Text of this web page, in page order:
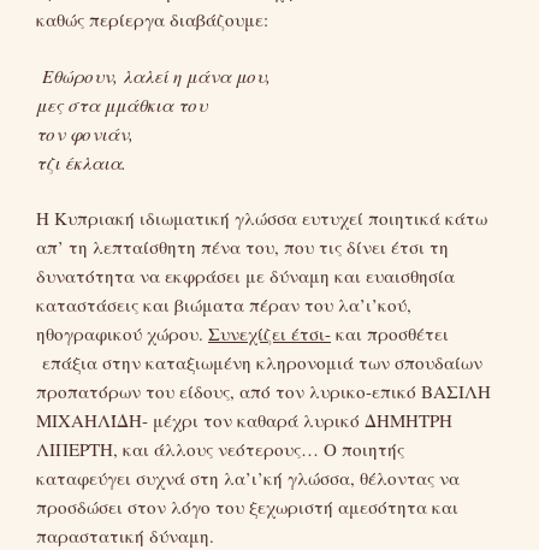
καθώς περίεργα διαβάζουμε:
Εθώρουν, λαλεί η μάνα μου,
μες στα μμάθκια του
τον φονιάν,
τζι έκλαια.
Η Κυπριακή ιδιωματική γλώσσα ευτυχεί ποιητικά κάτω
απ’ τη λεπταίσθητη πένα του, που τις δίνει έτσι τη
δυνατότητα να εκφράσει με δύναμη και ευαισθησία
καταστάσεις και βιώματα πέραν του λα’ι’κού,
ηθογραφικού χώρου. Συνεχίζει έτσι- και προσθέτει
επάξια στην καταξιωμένη κληρονομιά των σπουδαίων
προπατόρων του είδους, από τον λυρικο-επικό ΒΑΣΙΛΗ
ΜΙΧΑΗΛΊΔΗ- μέχρι τον καθαρά λυρικό ΔΗΜΗΤΡΗ
ΛΙΠΕΡΤΗ, και άλλους νεότερους… Ο ποιητής
καταφεύγει συχνά στη λα’ι’κή γλώσσα, θέλοντας να
προσδώσει στον λόγο του ξεχωριστή αμεσότητα και
παραστατική δύναμη.